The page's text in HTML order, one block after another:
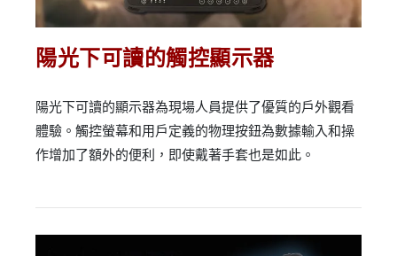
陽光下可讀的觸控顯示器
陽光下可讀的顯示器為現場人員提供了優質的戶外觀看
體驗。觸控螢幕和用戶定義的物理按鈕為數據輸入和操
作增加了額外的便利，即使戴著手套也是如此。